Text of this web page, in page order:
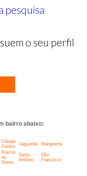
pesquisa
o seu perfil
bairro abaixo:
Cidade
Centro
Jaguaribe Mangueira
Riacho
do
Navio
Santo
Antônio
São
Francisco